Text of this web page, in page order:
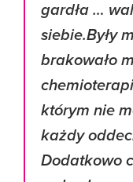
gardła …
siebie.Były
brakowało
którym nie
każdy
Dodatkowo